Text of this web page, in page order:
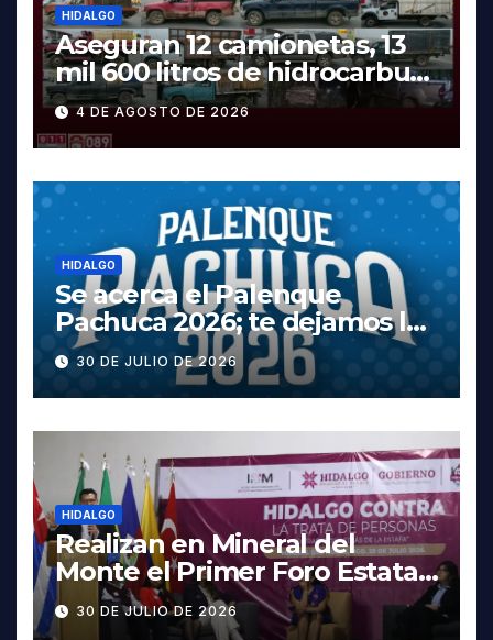
HIDALGO
Aseguran 12 camionetas, 13
mil 600 litros de hidrocarburo
y dos vehículos robados en
Tula
4 DE AGOSTO DE 2026
HIDALGO
Se acerca el Palenque
Pachuca 2026; te dejamos la
cartelera completa, las
fechas y los precios
30 DE JULIO DE 2026
HIDALGO
Realizan en Mineral del
Monte el Primer Foro Estatal
contra la Trata de Personas
30 DE JULIO DE 2026